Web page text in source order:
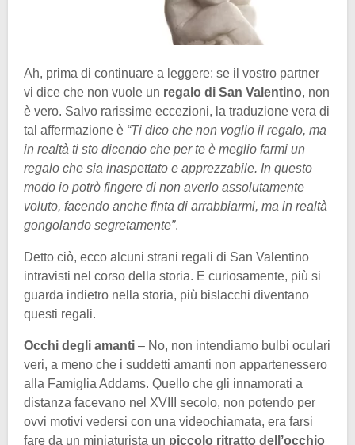
Ah, prima di continuare a leggere: se il vostro partner
vi dice che non vuole un regalo di San Valentino, non
è vero. Salvo rarissime eccezioni, la traduzione vera di
tal affermazione è “Ti dico che non voglio il regalo, ma
in realtà ti sto dicendo che per te è meglio farmi un
regalo che sia inaspettato e apprezzabile. In questo
modo io potrò fingere di non averlo assolutamente
voluto, facendo anche finta di arrabbiarmi, ma in realtà
gongolando segretamente”.
Detto ciò, ecco alcuni strani regali di San Valentino
intravisti nel corso della storia. E curiosamente, più si
guarda indietro nella storia, più bislacchi diventano
questi regali.
Occhi degli amanti – No, non intendiamo bulbi oculari
veri, a meno che i suddetti amanti non appartenessero
alla Famiglia Addams. Quello che gli innamorati a
distanza facevano nel XVIII secolo, non potendo per
ovvi motivi vedersi con una videochiamata, era farsi
fare da un miniaturista un piccolo ritratto dell’occhio